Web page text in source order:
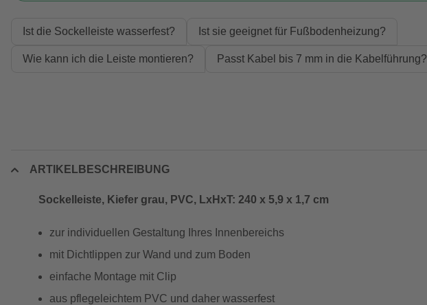
Ist die Sockelleiste wasserfest? Ist sie geeignet für Fußbodenheizung?
Wie kann ich die Leiste montieren? Passt Kabel bis 7 mm in die Kabelführung?
ARTIKELBESCHREIBUNG
Sockelleiste, Kiefer grau, PVC, LxHxT: 240 x 5,9 x 1,7 cm
zur individuellen Gestaltung Ihres Innenbereichs
mit Dichtlippen zur Wand und zum Boden
einfache Montage mit Clip
aus pflegeleichtem PVC und daher wasserfest